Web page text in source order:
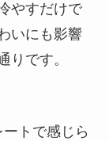
やすだけで
いにも影響
りです。
トで感じら